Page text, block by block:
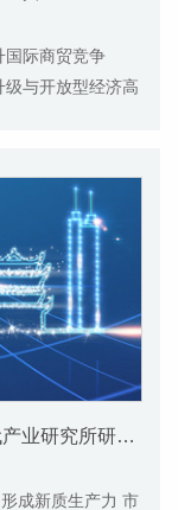
国际商贸竞争
与开放型经济高
​2月21日《广州电视台》报道我院现代产业研究所研究员秦瑞英的视频采访
形成新质生产力 市